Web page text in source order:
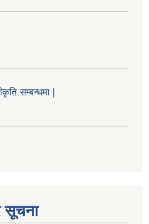
सम्बन्धमा |
सूचना